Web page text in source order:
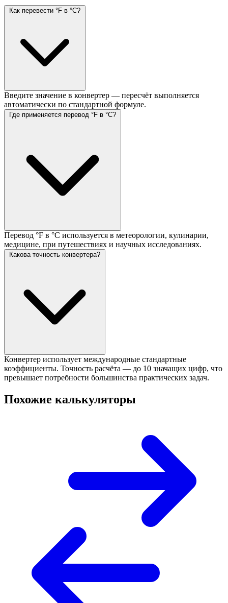
Как перевести °F в °C?
Введите значение в конвертер — пересчёт выполняется
автоматически по стандартной формуле.
Где применяется перевод °F в °C?
Перевод °F в °C используется в метеорологии, кулинарии,
медицине, при путешествиях и научных исследованиях.
Какова точность конвертера?
Конвертер использует международные стандартные
коэффициенты. Точность расчёта — до 10 значащих цифр, что
превышает потребности большинства практических задач.
Похожие калькуляторы